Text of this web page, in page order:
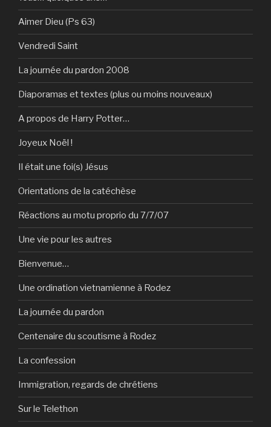
Aimer Dieu (Ps 63)
Vendredi Saint
La journée du pardon 2008
Diaporamas et textes (plus ou moins nouveaux)
A propos de Harry Potter…
Joyeux Noël !
Il était une foi(s) Jésus
Orientations de la catéchèse
Réactions au motu proprio du 7/7/07
Une vie pour les autres
Bienvenue…
Une ordination vietnamienne à Rodez
La journée du pardon
Centenaire du scoutisme à Rodez
La confession
Immigration, regards de chrétiens
Sur le Telethon